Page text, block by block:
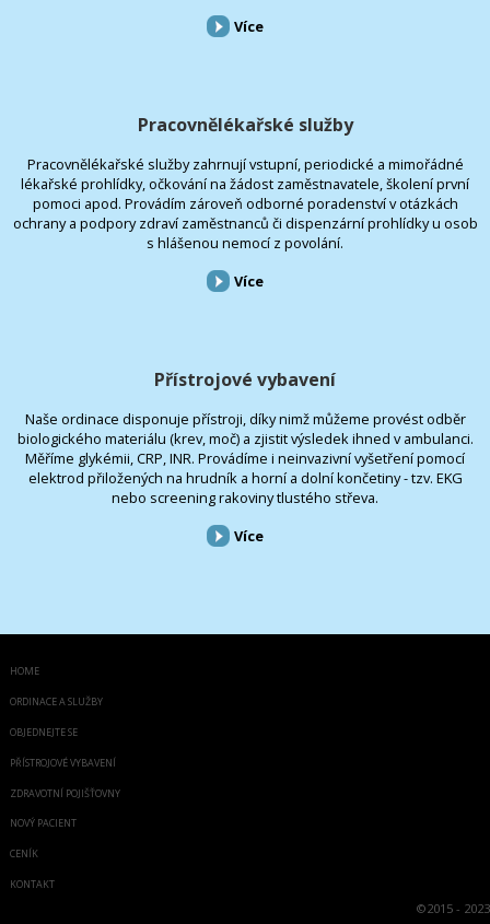
Více
Pracovnělékařské služby
Pracovnělékařské služby zahrnují vstupní, periodické a mimořádné
lékařské prohlídky, očkování na žádost zaměstnavatele, školení první
pomoci apod. Provádím zároveň odborné poradenství v otázkách
ochrany a podpory zdraví zaměstnanců či dispenzární prohlídky u osob
s hlášenou nemocí z povolání.
Více
Přístrojové vybavení
Naše ordinace disponuje přístroji, díky nimž můžeme provést odběr
biologického materiálu (krev, moč) a zjistit výsledek ihned v ambulanci.
Měříme glykémii, CRP, INR. Provádíme i neinvazivní vyšetření pomocí
elektrod přiložených na hrudník a horní a dolní končetiny - tzv. EKG
nebo screening rakoviny tlustého střeva.
Více
HOME
ORDINACE A SLUŽBY
OBJEDNEJTE SE
PŘÍSTROJOVÉ VYBAVENÍ
ZDRAVOTNÍ POJIŠŤOVNY
NOVÝ PACIENT
CENÍK
KONTAKT
©2015 - 2023